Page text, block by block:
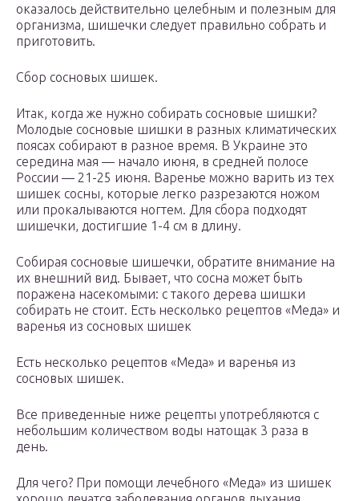
оказалось действительно целебным и полезным для
организма, шишечки следует правильно собрать и
приготовить.
Сбор сосновых шишек.
Итак, когда же нужно собирать сосновые шишки?
Молодые сосновые шишки в разных климатических
поясах собирают в разное время. В Украине это
середина мая — начало июня, в средней полосе
России — 21-25 июня. Варенье можно варить из тех
шишек сосны, которые легко разрезаются ножом
или прокалываются ногтем. Для сбора подходят
шишечки, достигшие 1-4 см в длину.
Собирая сосновые шишечки, обратите внимание на
их внешний вид. Бывает, что сосна может быть
поражена насекомыми: с такого дерева шишки
собирать не стоит. Есть несколько рецептов «Меда» и
варенья из сосновых шишек
Есть несколько рецептов «Меда» и варенья из
сосновых шишек.
Все приведенные ниже рецепты употребляются с
небольшим количеством воды натощак 3 раза в
день.
Для чего? При помощи лечебного «Меда» из шишек